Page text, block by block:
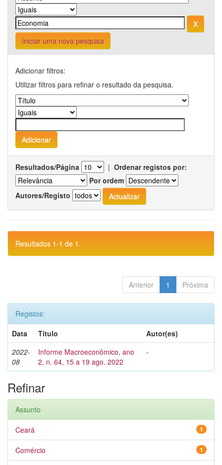
Iniciar uma nova pesquisa
Adicionar filtros:
Utilizar filtros para refinar o resultado da pesquisa.
Resultados/Página | Ordenar registos por:
Por ordem
Autores/Registo
Resultados 1-1 de 1.
Anterior 1 Próxima
Registos:
Data
Título
Autor(es)
2022-
08
Informe Macroeconômico, ano
2, n. 64, 15 a 19 ago. 2022
-
Refinar
Assunto
1
Ceará
1
Comércio